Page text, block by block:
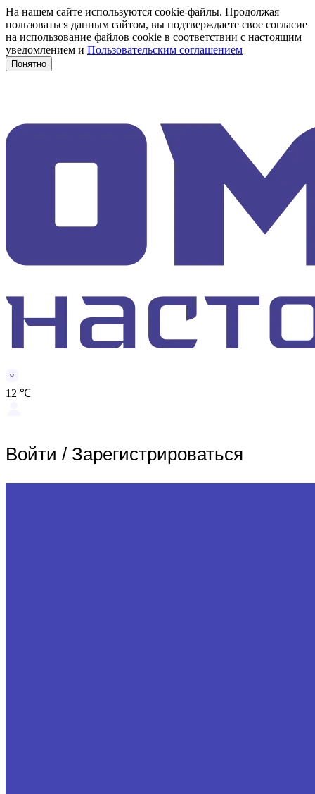
На нашем сайте используются cookie-файлы. Продолжая
пользоваться данным сайтом, вы подтверждаете свое согласие
на использование файлов cookie в соответствии с настоящим
уведомлением и Пользовательским соглашением
Понятно
12 ℃
Войти / Зарегистрироваться